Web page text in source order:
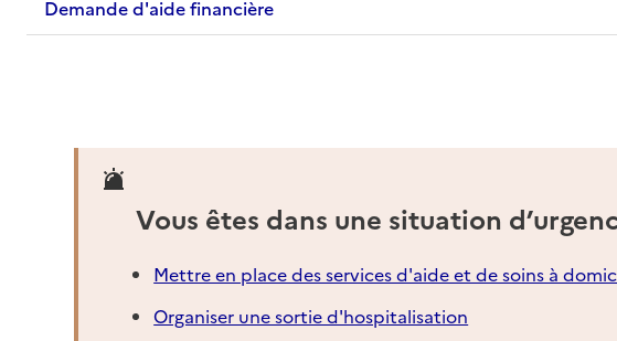
Demande d'aide financière
Vous êtes dans une situation
Mettre en place des services d'aide et de soins à
Organiser une sortie d'hospitalisation